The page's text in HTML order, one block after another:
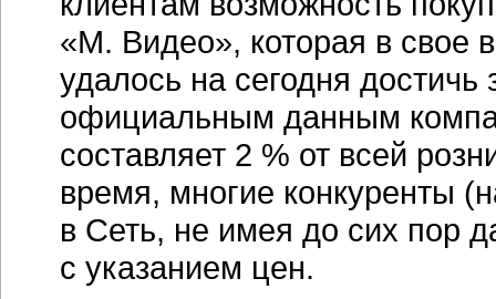
«М. Видео», которая в свое
удалось на сегодня достичь
официальным данным
составляет 2 % от всей
время, многие конкуренты
в Сеть, не имея до сих пор
с указанием цен.